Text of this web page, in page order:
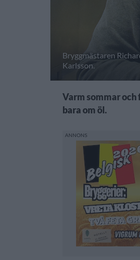
Bryggmästaren
Karlsson.
Varm sommar
bara om öl.